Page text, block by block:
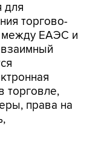
для
торгово-
между ЕАЭС и
торговле,
права на